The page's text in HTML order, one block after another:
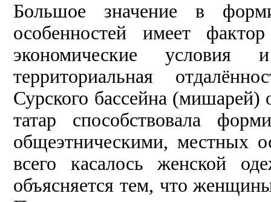
Большое значение в
особенностей имеет
экономические условия
территориальная
Сурского бассейна (мишарей)
татар способствовала
общеэтническими, местных
всего касалось женской
объясняется тем, что